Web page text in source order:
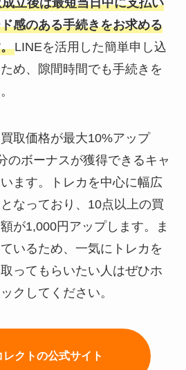
立後は最短当日中に支払い
感のある手続きをお求める
LINEを活用した簡単申し込
め、隙間時間でも手続きを
取価格が最大10%アップ
のボーナスが獲得できるキャ
ます。トレカを中心に幅広
なっており、10点以上の買
が1,000円アップします。ま
いるため、一気にトレカを
ってもらいたい人はぜひホ
クしてください。
レクトの公式サイト